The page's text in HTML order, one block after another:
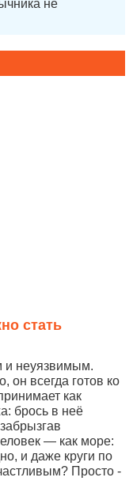
стать
и неуязвимым.
он всегда готов ко
как
брось в неё
— как море:
и даже круги по
Просто -
не